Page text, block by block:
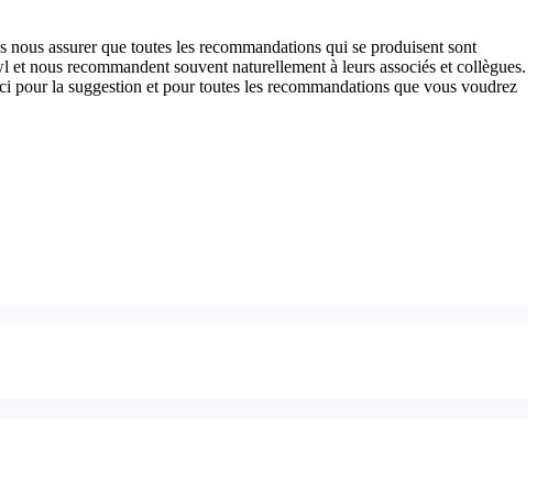
nous assurer que toutes les recommandations qui se produisent sont
et nous recommandent souvent naturellement à leurs associés et collègues.
pour la suggestion et pour toutes les recommandations que vous voudrez